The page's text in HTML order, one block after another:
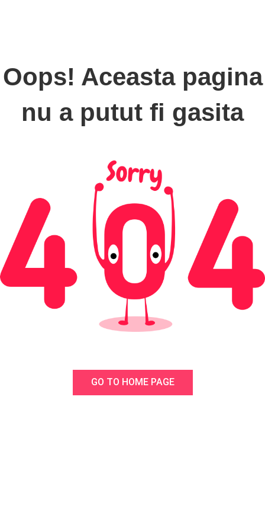
Oops! Aceasta pagina
nu a putut fi gasita
GO TO HOME PAGE